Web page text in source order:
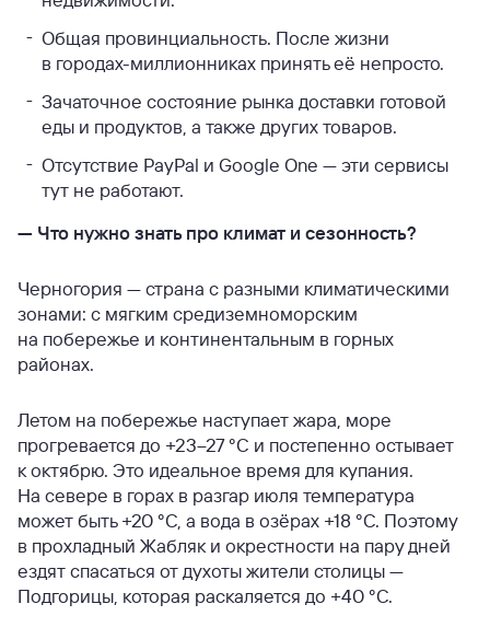
Общая провинциальность. После жизни
в городах-миллионниках принять её непросто.
Зачаточное состояние рынка доставки готовой
еды и продуктов, а также других товаров.
Отсутствие PayPal и Google One — эти сервисы
тут не работают.
— Что нужно знать про климат и сезонность?
Черногория — страна с разными климатическими
зонами: с мягким средиземноморским
на побережье и континентальным в горных
районах.
Летом на побережье наступает жара, море
прогревается до +23–27 °С и постепенно остывает
к октябрю. Это идеальное время для купания.
На севере в горах в разгар июля температура
может быть +20 °С, а вода в озёрах +18 °С. Поэтому
в прохладный Жабляк и окрестности на пару дней
ездят спасаться от духоты жители столицы —
Подгорицы, которая раскаляется до +40 °С.